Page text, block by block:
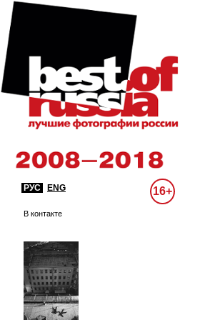
РУС ENG 16+
В контакте